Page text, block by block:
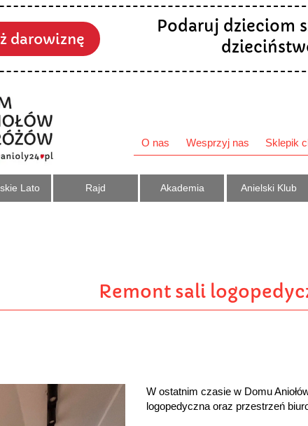
darowiznę
Podaruj dzieciom
O nas Wesprzyj nas Sklepik
Lato Rajd Akademia Anielski Klub
Remont sali
W ostatnim czasie w Domu
logopedyczna oraz przestrzeń